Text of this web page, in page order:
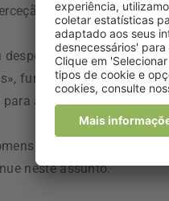
do corpo e atributos
ficou-se a
fundamentado pela
atividades mais
que apresentam
neste assunto.